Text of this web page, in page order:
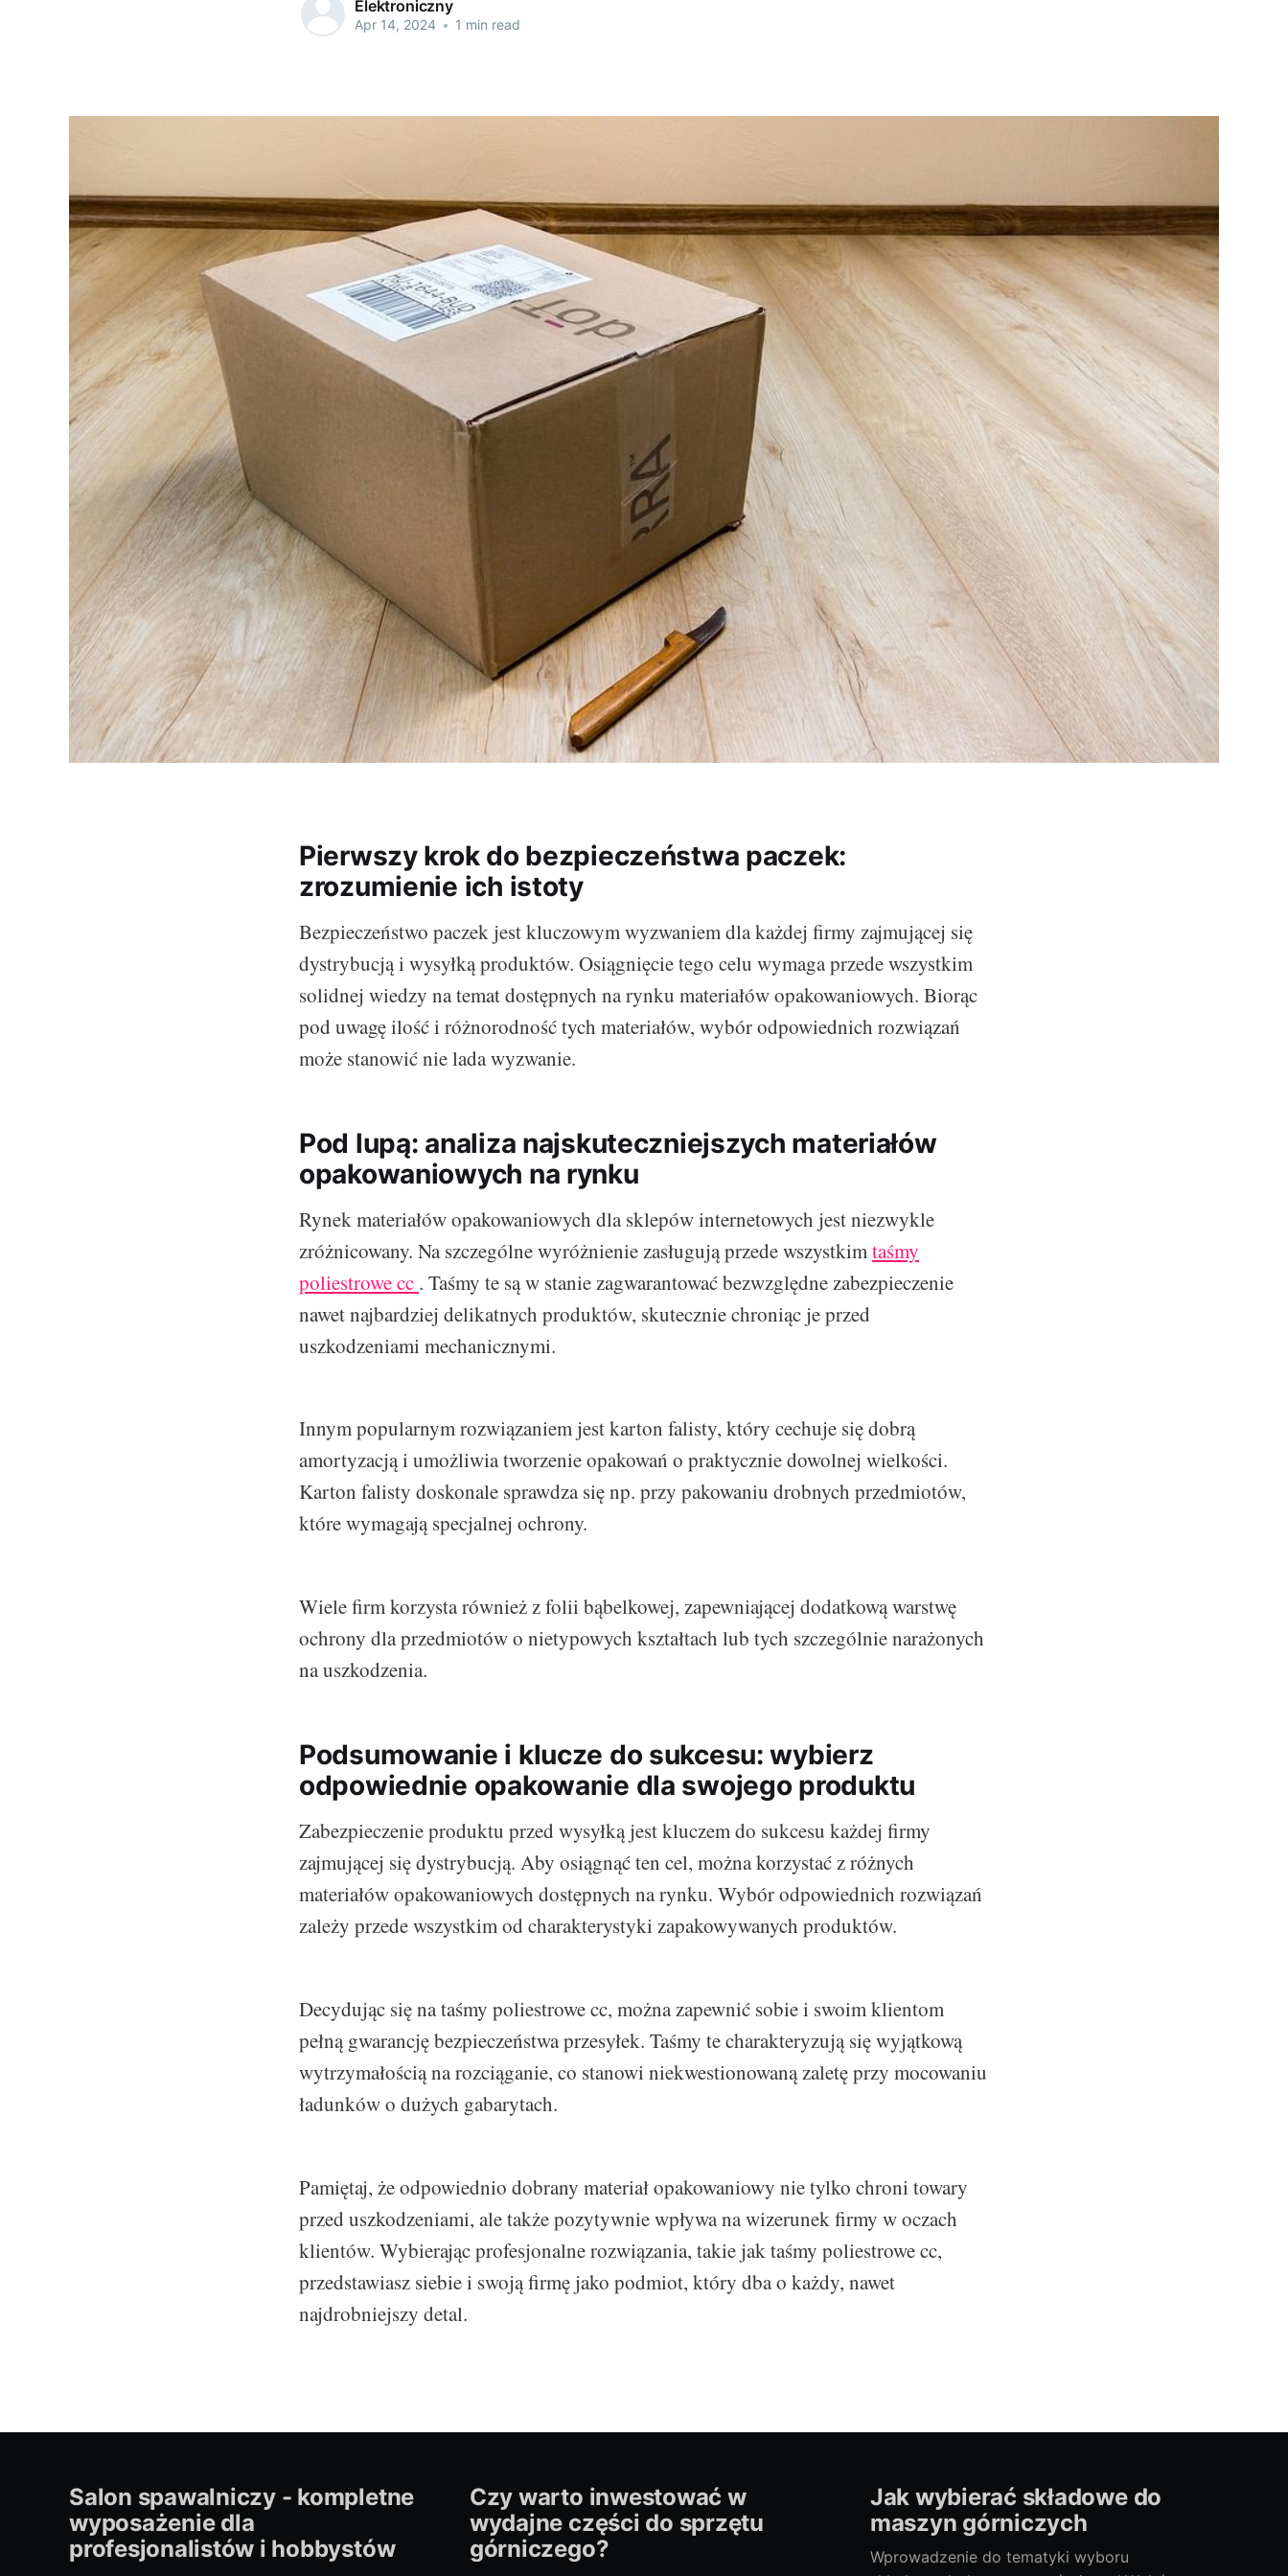
Elektroniczny
Apr 14, 2024 • 1 min read
Pierwszy krok do bezpieczeństwa paczek:
zrozumienie ich istoty
Bezpieczeństwo paczek jest kluczowym wyzwaniem dla każdej firmy zajmującej się
dystrybucją i wysyłką produktów. Osiągnięcie tego celu wymaga przede wszystkim
solidnej wiedzy na temat dostępnych na rynku materiałów opakowaniowych. Biorąc
pod uwagę ilość i różnorodność tych materiałów, wybór odpowiednich rozwiązań
może stanowić nie lada wyzwanie.
Pod lupą: analiza najskuteczniejszych materiałów
opakowaniowych na rynku
Rynek materiałów opakowaniowych dla sklepów internetowych jest niezwykle
zróżnicowany. Na szczególne wyróżnienie zasługują przede wszystkimtaśmy
poliestrowe cc . Taśmy te są w stanie zagwarantować bezwzględne zabezpieczenie
nawet najbardziej delikatnych produktów, skutecznie chroniąc je przed
uszkodzeniami mechanicznymi.
Innym popularnym rozwiązaniem jest karton falisty, który cechuje się dobrą
amortyzacją i umożliwia tworzenie opakowań o praktycznie dowolnej wielkości.
Karton falisty doskonale sprawdza się np. przy pakowaniu drobnych przedmiotów,
które wymagają specjalnej ochrony.
Wiele firm korzysta również z folii bąbelkowej, zapewniającej dodatkową warstwę
ochrony dla przedmiotów o nietypowych kształtach lub tych szczególnie narażonych
na uszkodzenia.
Podsumowanie i klucze do sukcesu: wybierz
odpowiednie opakowanie dla swojego produktu
Zabezpieczenie produktu przed wysyłką jest kluczem do sukcesu każdej firmy
zajmującej się dystrybucją. Aby osiągnąć ten cel, można korzystać z różnych
materiałów opakowaniowych dostępnych na rynku. Wybór odpowiednich rozwiązań
zależy przede wszystkim od charakterystyki zapakowywanych produktów.
Decydując się na taśmy poliestrowe cc, można zapewnić sobie i swoim klientom
pełną gwarancję bezpieczeństwa przesyłek. Taśmy te charakteryzują się wyjątkową
wytrzymałością na rozciąganie, co stanowi niekwestionowaną zaletę przy mocowaniu
ładunków o dużych gabarytach.
Pamiętaj, że odpowiednio dobrany materiał opakowaniowy nie tylko chroni towary
przed uszkodzeniami, ale także pozytywnie wpływa na wizerunek firmy w oczach
klientów. Wybierając profesjonalne rozwiązania, takie jak taśmy poliestrowe cc,
przedstawiasz siebie i swoją firmę jako podmiot, który dba o każdy, nawet
najdrobniejszy detal.
Salon spawalniczy - kompletne
wyposażenie dla
profesjonalistów i hobbystów
Czy warto inwestować w
wydajne części do sprzętu
górniczego?
Jak wybierać składowe do
maszyn górniczych
Wprowadzenie do tematyki wyboru